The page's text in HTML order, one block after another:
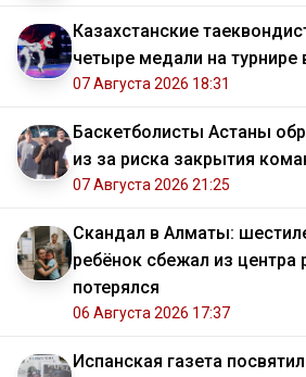
Казахстанские
четыре медали на турнире
07 Августа 2026 18:31
Баскетболисты Астаны
из за риска закрытия
07 Августа 2026 21:25
Скандал в Алматы:
ребёнок сбежал из центра
потерялся
06 Августа 2026 17:37
Испанская газета